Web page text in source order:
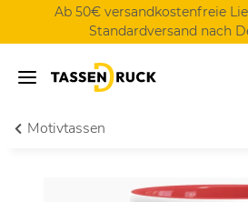
Ab 50€ versandkostenfreie
Standardversand nach
Motivtassen